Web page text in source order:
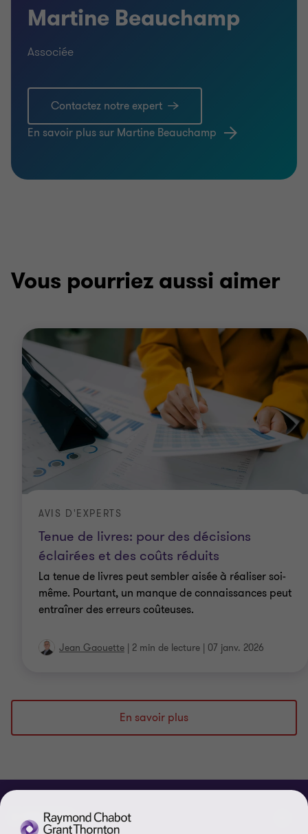
Martine Beauchamp
Associée
Contactez notre expert
En savoir plus sur Martine Beauchamp
Vous pourriez aussi aimer
Tenue de livres: pour des décisions
éclairées et des coûts réduits
AVIS D'EXPERTS
La tenue de livres peut sembler aisée à réaliser soi-
même. Pourtant, un manque de connaissances peut
entraîner des erreurs coûteuses.
Jean Gaouette | 2 min de lecture | 07 janv. 2026
En savoir plus
À PROPOS